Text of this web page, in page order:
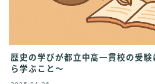
歴史の学びが都立中高一貫校の受
ら学ぶこと〜